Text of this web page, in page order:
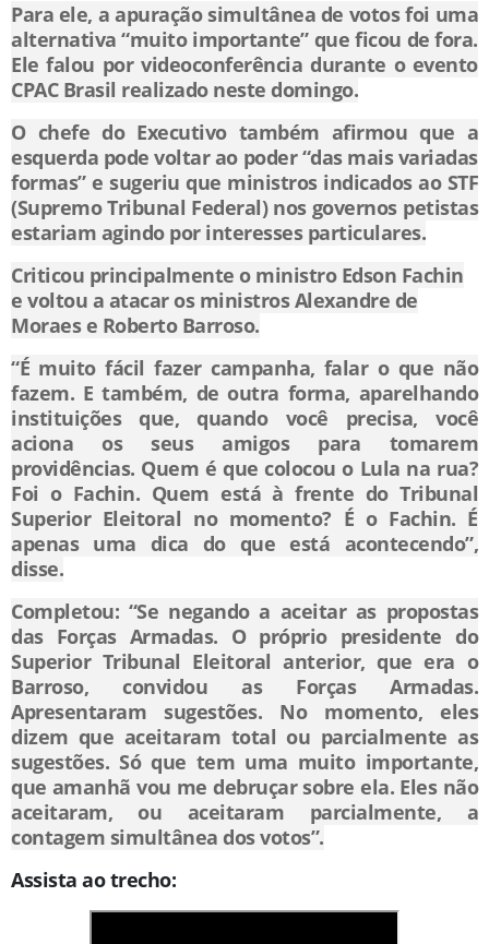
Para ele, a apuração simultânea de votos foi uma
alternativa “muito importante” que ficou de fora.
Ele falou por videoconferência durante o evento
CPAC Brasil realizado neste domingo.
O chefe do Executivo também afirmou que a
esquerda pode voltar ao poder “das mais variadas
formas” e sugeriu que ministros indicados ao STF
(Supremo Tribunal Federal) nos governos petistas
estariam agindo por interesses particulares.
Criticou principalmente o ministro Edson Fachin
e voltou a atacar os ministros Alexandre de
Moraes e Roberto Barroso.
“É muito fácil fazer campanha, falar o que não
fazem. E também, de outra forma, aparelhando
instituições que, quando você precisa, você
aciona os seus amigos para tomarem
providências. Quem é que colocou o Lula na rua?
Foi o Fachin. Quem está à frente do Tribunal
Superior Eleitoral no momento? É o Fachin. É
apenas uma dica do que está acontecendo”,
disse.
Completou: “Se negando a aceitar as propostas
das Forças Armadas. O próprio presidente do
Superior Tribunal Eleitoral anterior, que era o
Barroso, convidou as Forças Armadas.
Apresentaram sugestões. No momento, eles
dizem que aceitaram total ou parcialmente as
sugestões. Só que tem uma muito importante,
que amanhã vou me debruçar sobre ela. Eles não
aceitaram, ou aceitaram parcialmente, a
contagem simultânea dos votos”.
Assista ao trecho: